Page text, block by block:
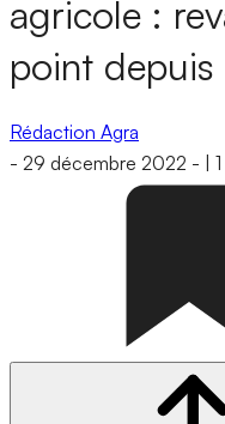
agricole :
point depuis
Rédaction Agra
- 29 décembre 2022 -